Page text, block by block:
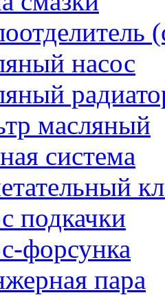
насос
масляный
система
подкачки
форсунка
пара